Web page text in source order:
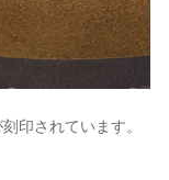
印されています。